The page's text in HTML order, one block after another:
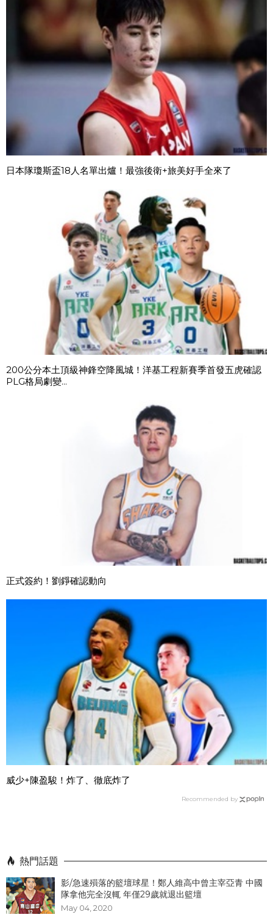
日本隊瓊斯盃18人名單出爐！最強後衛+旅美好手全來了
200公分本土頂級神鋒空降風城！洋基工程新賽季首發五虎確認
PLG格局劇變...
正式簽約！劉錚確認動向
威少+陳盈駿！炸了、徹底炸了
Recommended by
熱門話題
影/急速殞落的籃壇球星！鄭人維高中曾主宰亞青 中國
隊拿他完全沒輒 年僅29歲就退出籃壇
May 04, 2020